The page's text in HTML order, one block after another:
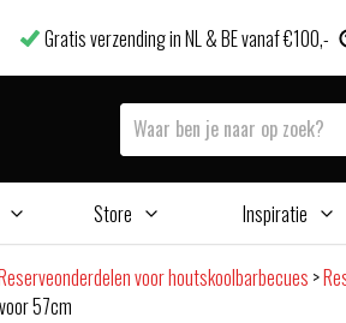
Gratis verzending in NL & BE vanaf €100,-
Store Inspiratie
voor houtskoolbarbecues >
57cm